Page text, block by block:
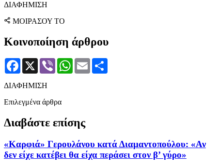
ΔΙΑΦΗΜΙΣΗ
ΜΟΙΡΑΣΟΥ ΤΟ
Κοινοποίηση άρθρου
Facebook
X Viber WhatsApp
Email
ΔΙΑΦΗΜΙΣΗ
Επιλεγμένα άρθρα
Διαβάστε επίσης
«Καρφιά» Γερουλάνου κατά Διαμαντοπούλου: «Αν
δεν είχε κατέβει θα είχα περάσει στον β’ γύρο»